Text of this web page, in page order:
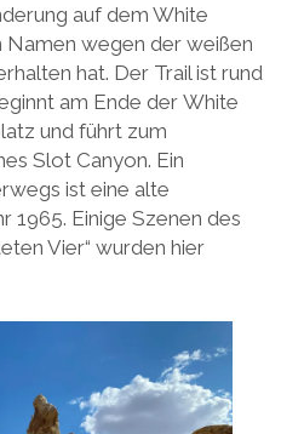
auf dem White
Namen wegen der weißen
hat. Der Trail ist rund
am Ende der White
und führt zum
Slot Canyon. Ein
ist eine alte
1965. Einige Szenen des
Vier“ wurden hier